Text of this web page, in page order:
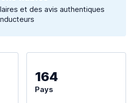
et des avis authentiques
164
Pays